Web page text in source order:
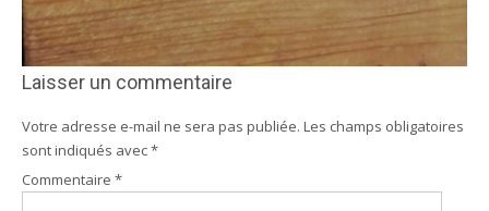
Laisser un commentaire
Votre adresse e-mail ne sera pas publiée. Les champs obligatoires
sont indiqués avec*
Commentaire *